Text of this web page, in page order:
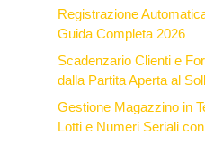
Registrazione
Guida Completa 2026
Scadenzario Clienti e
dalla Partita Aperta al
Gestione Magazzino in
Lotti e Numeri Seriali